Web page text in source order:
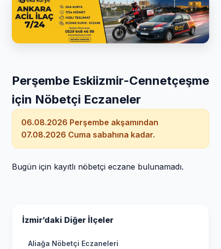
Perşembe Eskiizmir-Cennetçeşme
için Nöbetçi Eczaneler
06.08.2026 Perşembe akşamından
07.08.2026 Cuma sabahına kadar.
Bugün için kayıtlı nöbetçi eczane bulunamadı.
İzmir’daki Diğer İlçeler
Aliağa Nöbetçi Eczaneleri